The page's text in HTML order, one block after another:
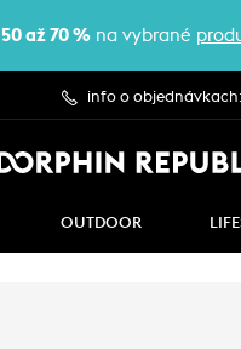
50 až 70 % na vybrané
info o
OUTDOOR